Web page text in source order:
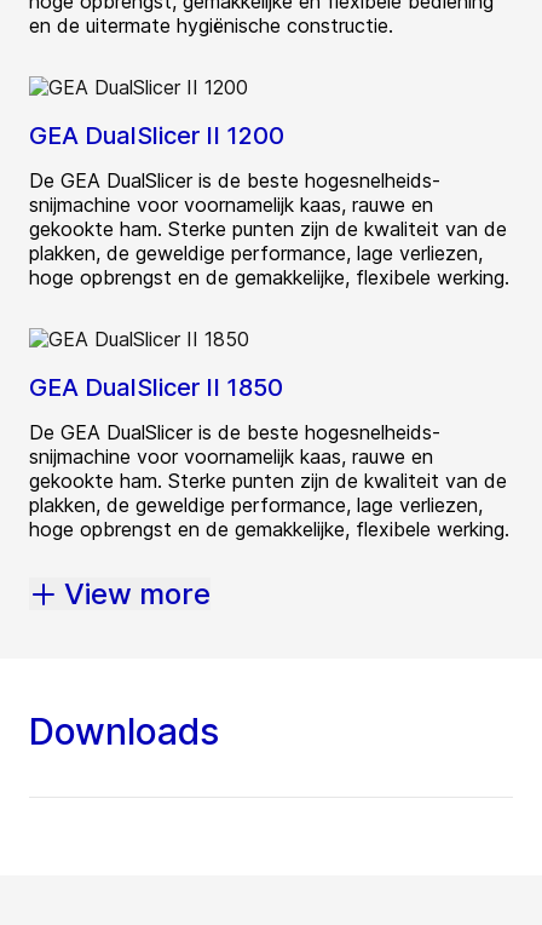
en de uitermate hygiënische constructie.
GEA DualSlicer II 1200
De GEA DualSlicer is de beste hogesnelheids-
snijmachine voor voornamelijk kaas, rauwe en
gekookte ham. Sterke punten zijn de kwaliteit van de
plakken, de geweldige performance, lage verliezen,
hoge opbrengst en de gemakkelijke, flexibele werking.
GEA DualSlicer II 1850
De GEA DualSlicer is de beste hogesnelheids-
snijmachine voor voornamelijk kaas, rauwe en
gekookte ham. Sterke punten zijn de kwaliteit van de
plakken, de geweldige performance, lage verliezen,
hoge opbrengst en de gemakkelijke, flexibele werking.
View more
Downloads